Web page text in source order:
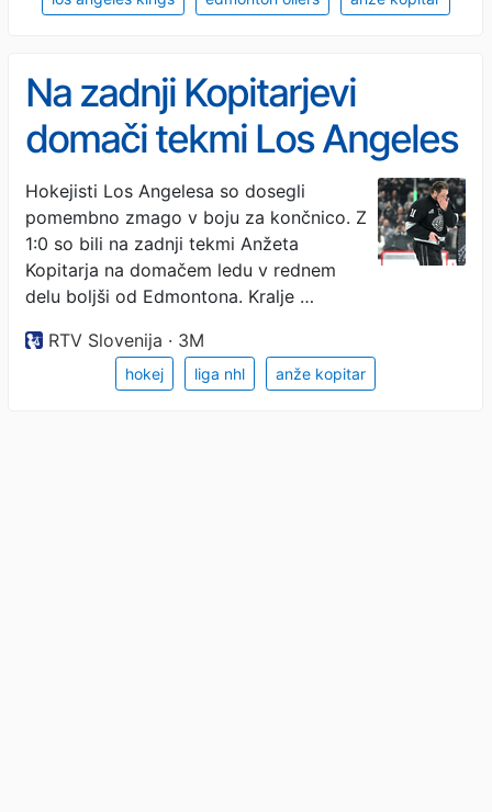
Na zadnji Kopitarjevi
domači tekmi Los Angeles
na kolena spravil
Edmonton
Hokejisti Los Angelesa so dosegli
pomembno zmago v boju za končnico. Z
1:0 so bili na zadnji tekmi Anžeta
Kopitarja na domačem ledu v rednem
delu boljši od Edmontona. Kralje …
RTV Slovenija · 3M
hokej liga nhl anže kopitar